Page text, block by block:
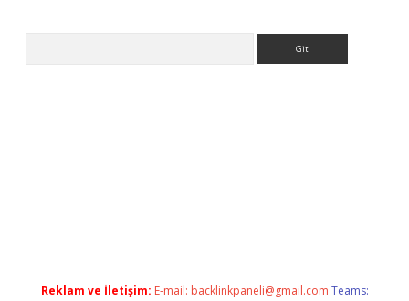
Reklam ve İletişim: E-mail: backlinkpaneli@gmail.com Teams: